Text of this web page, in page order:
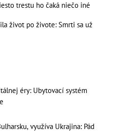
trestu ho čaká niečo iné
život po živote: Smrti sa už
éry: Ubytovací systém
využíva Ukrajina: Pád